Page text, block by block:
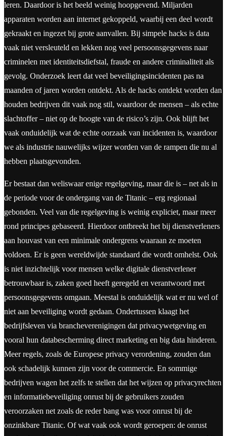
leren. Daardoor is het beeld weinig hoopgevend. Miljarden
apparaten worden aan internet gekoppeld, waarbij een deel wordt
gekraakt en ingezet bij grote aanvallen. Bij simpele hacks is data
vaak niet versleuteld en lekken nog veel persoonsgegevens naar
criminelen met identiteitsdiefstal, fraude en andere criminaliteit als
gevolg. Onderzoek leert dat veel beveiligingsincidenten pas na
maanden of jaren worden ontdekt. Als de hacks ontdekt worden dan
houden bedrijven dit vaak nog stil, waardoor de mensen – als echte
slachtoffer – niet op de hoogte van de risico’s zijn. Ook blijft het
vaak onduidelijk wat de echte oorzaak van incidenten is, waardoor
we als industrie nauwelijks wijzer worden van de rampen die nu al
hebben plaatsgevonden.
Er bestaat dan weliswaar enige regelgeving, maar die is – net als in
de periode voor de ondergang van de Titanic – erg regionaal
gebonden. Veel van die regelgeving is weinig expliciet, maar meer
rond principes gebaseerd. Hierdoor ontbreekt het bij dienstverleners
aan houvast van een minimale ondergrens waaraan ze moeten
voldoen. Er is geen wereldwijde standaard die wordt omhelst. Ook
is niet inzichtelijk voor mensen welke digitale dienstverlener
betrouwbaar is, zaken goed heeft geregeld en verantwoord met
persoonsgegevens omgaan. Meestal is onduidelijk wat er nu wel of
niet aan beveiliging wordt gedaan. Ondertussen klaagt het
bedrijfsleven via brancheverenigingen dat privacywetgeving en
vooral hun databescherming direct marketing en big data hinderen.
Meer regels, zoals de Europese privacy verordening, zouden dan
ook schadelijk kunnen zijn voor de commercie. En sommige
bedrijven wagen het zelfs te stellen dat het wijzen op privacyrechten
en informatiebeveiliging onrust bij de gebruikers zouden
veroorzaken net zoals de reder bang was voor onrust bij de
onzinkbare Titanic. Of wat vaak ook wordt geroepen: de onrust